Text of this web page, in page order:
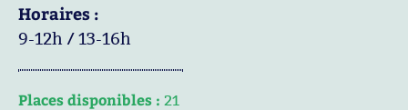
Horaires :
9-12h / 13-16h
Places disponibles : 21